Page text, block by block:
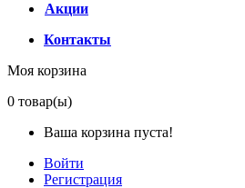
Акции
Контакты
Моя корзина
0 товар(ы)
Ваша корзина пуста!
Войти
Регистрация